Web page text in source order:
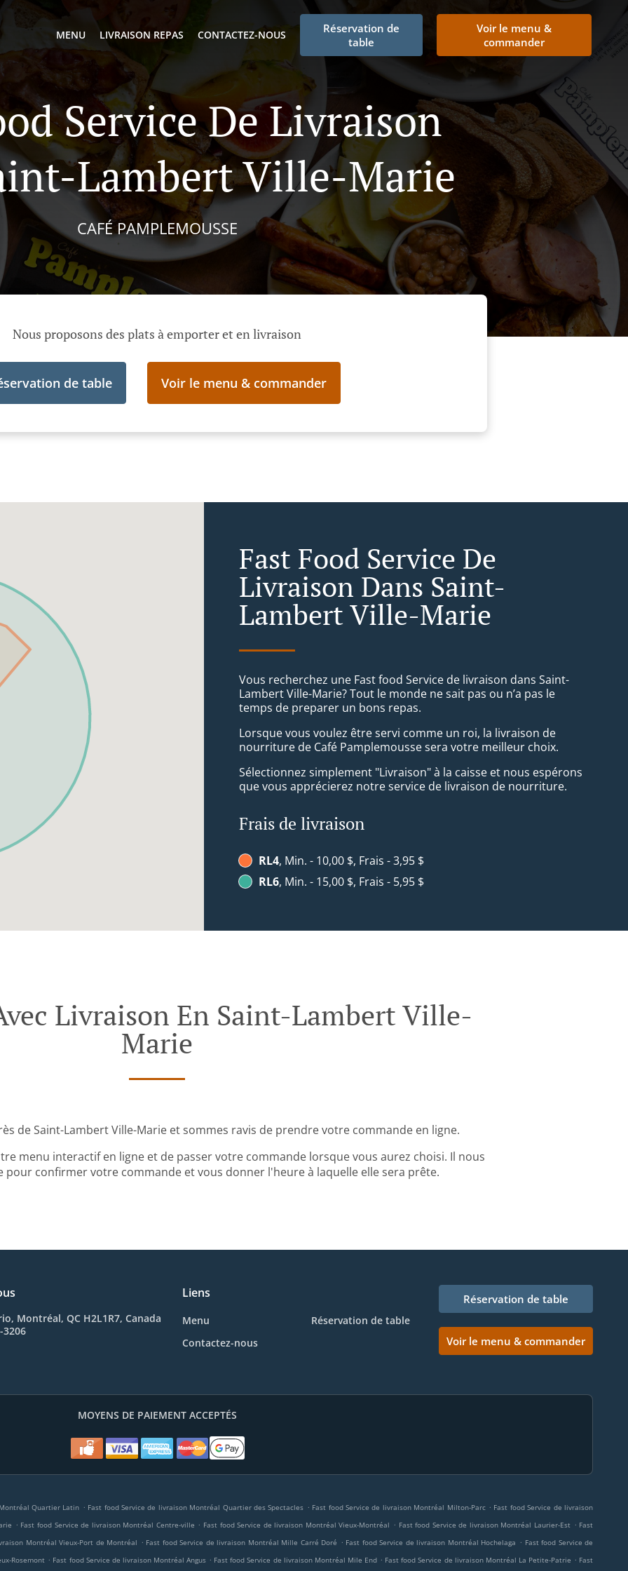
MENU LIVRAISON REPAS CONTACTEZ-NOUS
Réservation de
table
Voir le menu &
commander
Service De Livraison
Lambert Ville-Marie
CAFÉ PAMPLEMOUSSE
Nous proposons des plats à emporter et en livraison
de table Voir le menu & commander
Fast Food Service De
Livraison Dans Saint-
Lambert Ville-Marie
Vous recherchez une Fast food Service de livraison dans Saint-
Lambert Ville-Marie? Tout le monde ne sait pas ou n’a pas le
temps de preparer un bons repas.
Lorsque vous voulez être servi comme un roi, la livraison de
nourriture de Café Pamplemousse sera votre meilleur choix.
Sélectionnez simplement "Livraison" à la caisse et nous espérons
que vous apprécierez notre service de livraison de nourriture.
Frais de livraison
RL4, Min. - 10,00 $, Frais - 3,95 $
RL6, Min. - 15,00 $, Frais - 5,95 $
Livraison En Saint-Lambert Ville-
Marie
de Saint-Lambert Ville-Marie et sommes ravis de prendre votre commande en ligne.
menu interactif en ligne et de passer votre commande lorsque vous aurez choisi. Il nous
confirmer votre commande et vous donner l'heure à laquelle elle sera prête.
Montréal, QC H2L1R7, Canada
3206
Liens
Menu
Réservation de table
Contactez-nous
Réservation de table
Voir le menu & commander
MOYENS DE PAIEMENT ACCEPTÉS
Quartier Latin . Fast food Service de livraison Montréal Quartier des Spectacles . Fast food Service de livraison Montréal Milton-Parc . Fast food Service de livraison
. Fast food Service de livraison Montréal Centre-ville . Fast food Service de livraison Montréal Vieux-Montréal . Fast food Service de livraison Montréal Laurier-Est . Fast
Montréal Vieux-Port de Montréal . Fast food Service de livraison Montréal Mille Carré Doré . Fast food Service de livraison Montréal Hochelaga . Fast food Service de
Rosemont . Fast food Service de livraison Montréal Angus . Fast food Service de livraison Montréal Mile End . Fast food Service de livraison Montréal La Petite-Patrie . Fast